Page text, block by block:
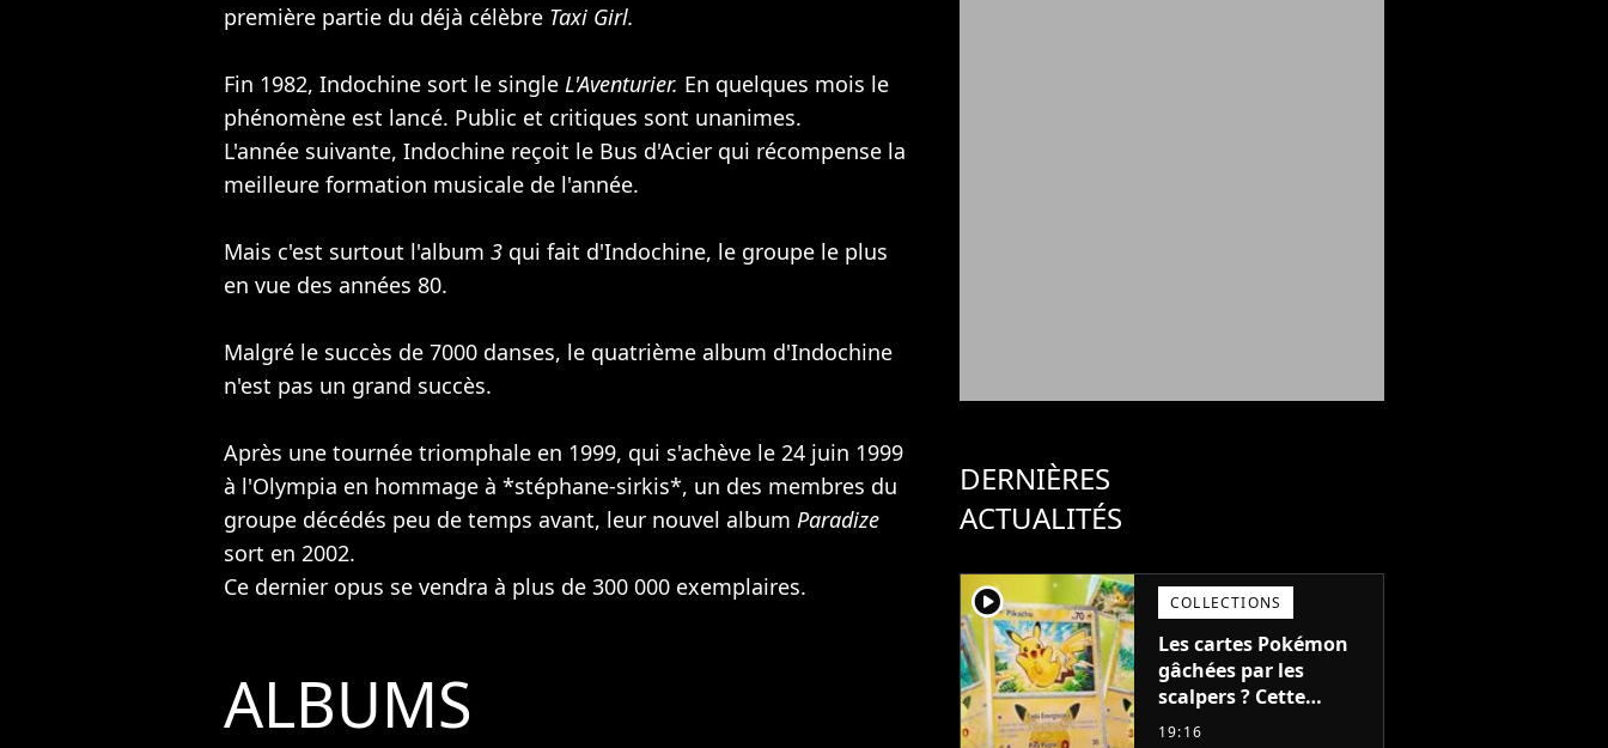
première partie du déjà célèbre Taxi Girl.
Fin 1982, Indochine sort le single L'Aventurier. En quelques mois le
phénomène est lancé. Public et critiques sont unanimes.
L'année suivante, Indochine reçoit le Bus d'Acier qui récompense la
meilleure formation musicale de l'année.
Mais c'est surtout l'album 3 qui fait d'Indochine, le groupe le plus
en vue des années 80.
Malgré le succès de 7000 danses, le quatrième album d'Indochine
n'est pas un grand succès.
Après une tournée triomphale en 1999, qui s'achève le 24 juin 1999
à l'Olympia en hommage à *stéphane-sirkis*, un des membres du
groupe décédés peu de temps avant, leur nouvel album Paradize
sort en 2002.
Ce dernier opus se vendra à plus de 300 000 exemplaires.
ALBUMS
DERNIÈRES
ACTUALITÉS
player2 COLLECTIONS
Les cartes Pokémon
gâchées par les
scalpers ? Cette
technique géniale
19:16